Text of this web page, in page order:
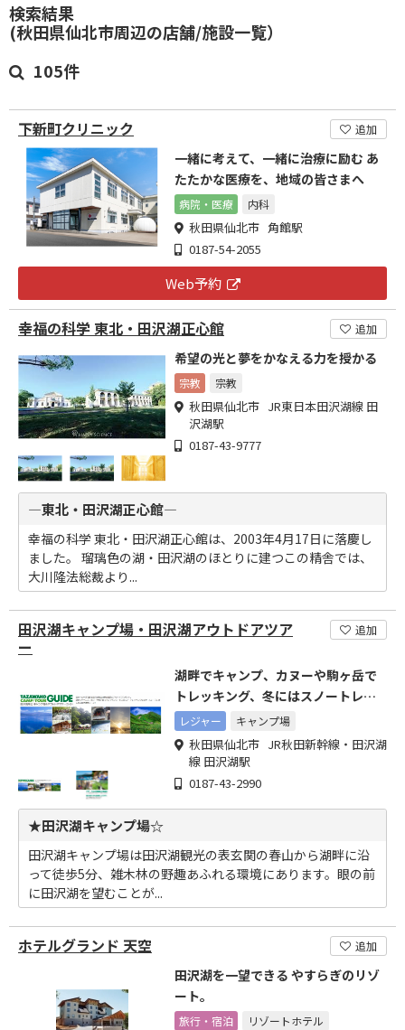
検索結果
(秋田県仙北市周辺の店舗/施設一覧）
105件
下新町クリニック 追加
一緒に考えて、一緒に治療に励む あ
たたかな医療を、地域の皆さまへ
病院・医療 内科
秋田県仙北市 角館駅
0187-54-2055
Web予約
幸福の科学 東北・田沢湖正心館 追加
希望の光と夢をかなえる力を授かる
宗教 宗教
秋田県仙北市 JR東日本田沢湖線 田
沢湖駅
0187-43-9777
―東北・田沢湖正心館―
幸福の科学 東北・田沢湖正心館は、2003年4月17日に落慶し
ました。 瑠璃色の湖・田沢湖のほとりに建つこの精舎では、
大川隆法総裁より...
田沢湖キャンプ場・田沢湖アウトドアツア
ー
追加
湖畔でキャンプ、カヌーや駒ヶ岳で
トレッキング、冬にはスノートレッ
キングなどが楽しめる！
レジャー キャンプ場
秋田県仙北市 JR秋田新幹線・田沢湖
線 田沢湖駅
0187-43-2990
★田沢湖キャンプ場☆
田沢湖キャンプ場は田沢湖観光の表玄関の春山から湖畔に沿
って徒歩5分、雑木林の野趣あふれる環境にあります。眼の前
に田沢湖を望むことが...
ホテルグランド 天空 追加
田沢湖を一望できる やすらぎのリゾ
ート。
旅行・宿泊 リゾートホテル